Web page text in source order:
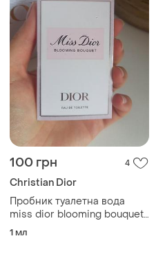
100 грн 4
Christian Dior
Пробник туалетна вода
miss dior blooming bouquet,
1 ml
1 мл